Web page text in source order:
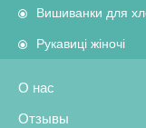
Вишиванки для
Рукавиці жіночі
О нас
Отзывы